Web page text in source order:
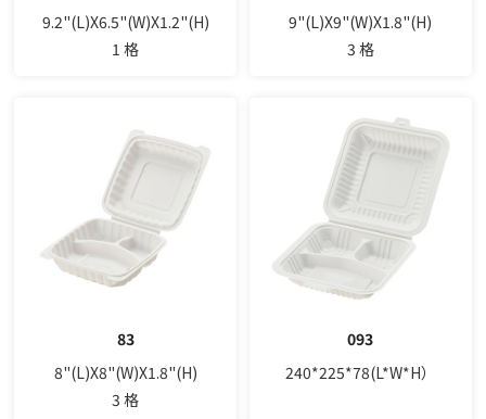
9.2"(L)X6.5"(W)X1.2"(H)
1 格
9"(L)X9"(W)X1.8"(H)
3 格
83
8"(L)X8"(W)X1.8"(H)
3 格
093
240*225*78(L*W*H）